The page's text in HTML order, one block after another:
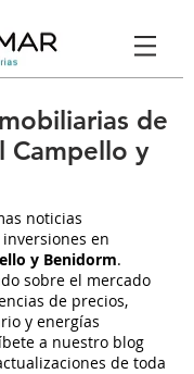
de
Campello y
noticias
en
y Benidorm.
sobre el mercado
de precios,
y energías
a nuestro blog
de toda